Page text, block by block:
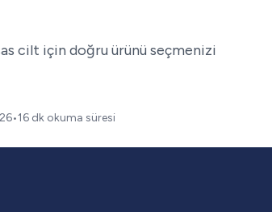
cilt için doğru ürünü seçmenizi
•16 dk okuma süresi